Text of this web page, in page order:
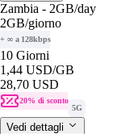
Zambia - 2GB/day
2GB/giorno
+ ∞ a 128kbps
10 Giorni
1,44 USD/GB
28,70 USD
20% di sconto
5G
Vedi dettagli